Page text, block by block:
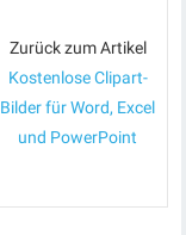
Zurück zum Artikel
Kostenlose Clipart-
Bilder für Word, Excel
und PowerPoint